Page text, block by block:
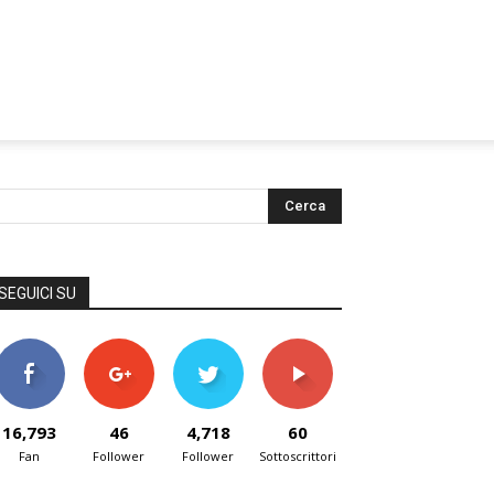
SU
16,793
Fan
46
Follower
4,718
Follower
60
Sottoscrittori